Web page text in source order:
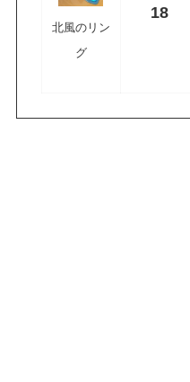
北風のリン
グ
18